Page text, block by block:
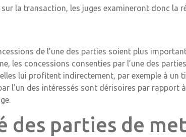
la transaction, les juges examineront donc la
de l’une des parties soient plus
les concessions consenties par l’une des
lui profitent indirectement, par exemple à
l’un des intéressés sont dérisoires par rapport
des parties de